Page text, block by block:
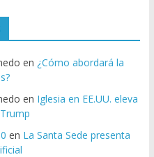
en ¿Cómo abordará la
en Iglesia en EE.UU. eleva
en La Santa Sede presenta